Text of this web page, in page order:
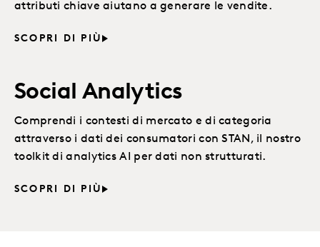
attributi chiave aiutano a generare le vendite.
SCOPRI DI PIÙ
Social Analytics
Comprendi i contesti di mercato e di categoria
attraverso i dati dei consumatori con STAN, il nostro
toolkit di analytics AI per dati non strutturati.
SCOPRI DI PIÙ